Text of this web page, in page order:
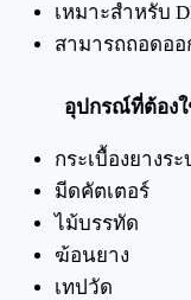
เหมาะสำหรับ
สามารถถอดออ
อุปกรณ์ที่ต้อง
กระเบื้องยางร
มีดคัตเตอร์
ไม้บรรทัด
ฆ้อนยาง
เทปวัด